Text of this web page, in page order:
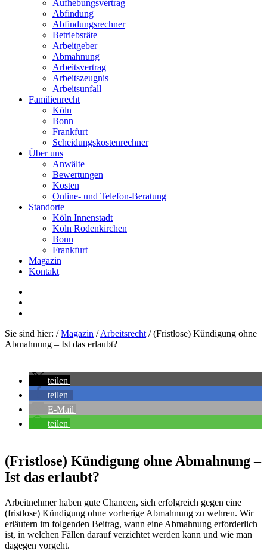
Aufhebungsvertrag
Abfindung
Abfindungsrechner
Betriebsräte
Arbeitgeber
Abmahnung
Arbeitsvertrag
Arbeitszeugnis
Arbeitsunfall
Familienrecht
Köln
Bonn
Frankfurt
Scheidungskostenrechner
Über uns
Anwälte
Bewertungen
Kosten
Online- und Telefon-Beratung
Standorte
Köln Innenstadt
Köln Rodenkirchen
Bonn
Frankfurt
Magazin
Kontakt
Sie sind hier: /Magazin /Arbeitsrecht /(Fristlose) Kündigung ohne
Abmahnung – Ist das erlaubt?
teilen
teilen
E-Mail
teilen
(Fristlose) Kündigung ohne Abmahnung –
Ist das erlaubt?
Arbeitnehmer haben gute Chancen, sich erfolgreich gegen eine
(fristlose) Kündigung ohne vorherige Abmahnung zu wehren. Wir
erläutern im folgenden Beitrag, wann eine Abmahnung erforderlich
ist, in welchen Fällen darauf verzichtet werden kann und wie man
dagegen vorgeht.